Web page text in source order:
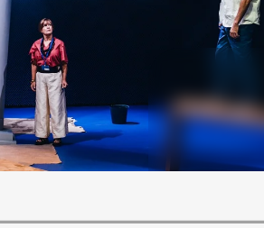
FALECEU
JOVEM
HOSPITAL
Julho 27, 2026 .